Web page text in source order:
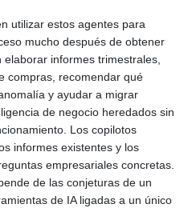
utilizar estos agentes para
mucho después de obtener
informes trimestrales,
compras, recomendar qué
y ayudar a migrar
de negocio heredados sin
Los copilotos
informes existentes y los
empresariales concretas.
de las conjeturas de un
de IA ligadas a un único